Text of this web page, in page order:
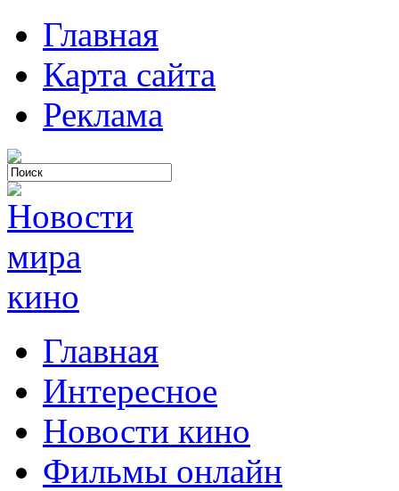
Главная
Карта сайта
Реклама
Главная
Интересное
Новости кино
Фильмы онлайн